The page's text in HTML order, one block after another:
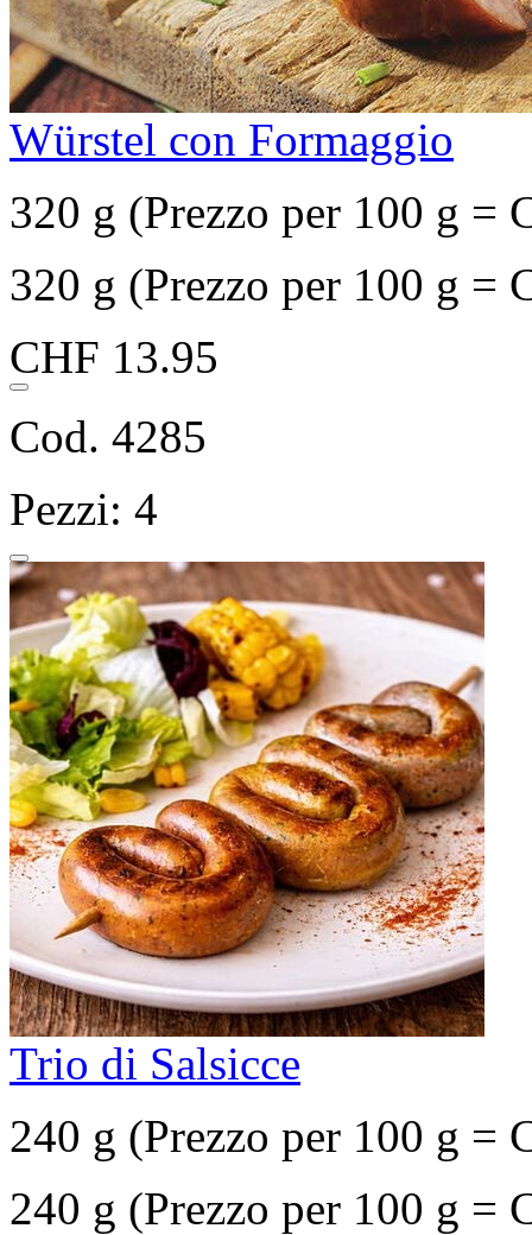
Würstel con Formaggio
320 g (Prezzo per 100 g =
320 g (Prezzo per 100 g =
CHF 13.95
Cod. 4285
Pezzi: 4
Trio di Salsicce
240 g (Prezzo per 100 g =
240 g (Prezzo per 100 g =